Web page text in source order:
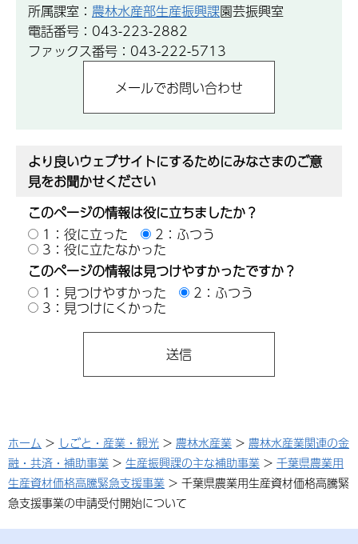
所属課室： 農林水産部生産振興課園芸振興室
電話番号：043-223-2882
ファックス番号：043-222-5713
より良いウェブサイトにするためにみなさまのご意
見をお聞かせください
このページの情報は役に立ちましたか？
1：役に立った
2：ふつう
3：役に立たなかった
このページの情報は見つけやすかったですか？
1：見つけやすかった
2：ふつう
3：見つけにくかった
ホーム > しごと・産業・観光 > 農林水産業 > 農林水産業関連の金
融・共済・補助事業 > 生産振興課の主な補助事業 > 千葉県農業用
生産資材価格高騰緊急支援事業 > 千葉県農業用生産資材価格高騰緊
急支援事業の申請受付開始について